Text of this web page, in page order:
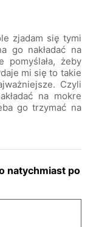
zjadam się tymi
go nakładać na
żeby
mi się to takie
Czyli
na mokre
go trzymać na
natychmiast po